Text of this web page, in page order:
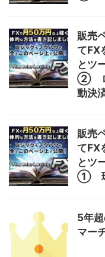
販売
てFX
とツ
② ロ
動決
販売
てFX
とツ
① 環
5年
マー